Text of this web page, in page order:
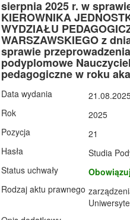
sierpnia 2025 r. w
KIEROWNIKA
WYDZIAŁU
WARSZAWSKIEGO z
sprawie
podyplomowe
pedagogiczne w roku
Data wydania
Rok
2025
Pozycja
21
Hasła
Studia
Status uchwały
Rodzaj aktu prawnego